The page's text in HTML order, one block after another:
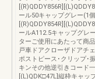
ール50キャップグレー(1
ールA112.5キャップグレ
ターご使用にあたって商
戸車ドアクローザドアチ
ポストピース･クリップ･
キンその他逆引きコード
[(L)QDK□47L]縦枠キャッ